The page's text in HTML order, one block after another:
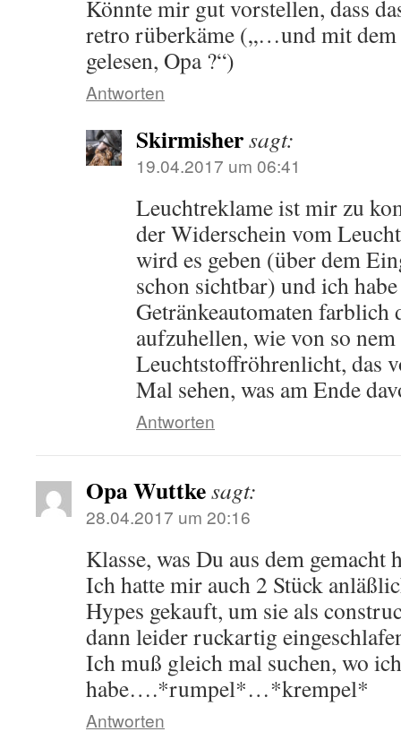
Könnte mir gut vorstellen, dass
retro rüberkäme („…und mit
gelesen, Opa ?“)
Antworten
Skirmishersagt:
19.04.2017 um 06:41
Leuchtreklame ist mir zu
der Widerschein vom
wird es geben (über dem
schon sichtbar) und ich
Getränkeautomaten farblich
aufzuhellen, wie von so
Leuchtstoffröhrenlicht, das
Mal sehen, was am Ende
Antworten
Opa Wuttkesagt:
28.04.2017 um 20:16
Klasse, was Du aus dem gemacht
Ich hatte mir auch 2 Stück
Hypes gekauft, um sie als
dann leider ruckartig
Ich muß gleich mal suchen, wo
habe….*rumpel*…*krempel*
Antworten